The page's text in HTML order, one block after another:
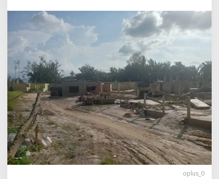
A
N
O
R
B
A
N
B
A
N
J
R
A
C
E
oplus_0